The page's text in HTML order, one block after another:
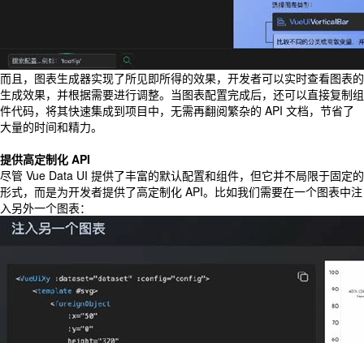
而且，图表生成器实现了所见即所得的效果，开发者可以实时查看图表的
生成效果，并根据需要进行调整。当图表配置完成后，还可以直接复制组
件代码，将其快速集成到项目中，无需再翻阅繁杂的 API 文档，节省了
大量的时间和精力。
提供高定制化 API
尽管 Vue Data UI 提供了丰富的默认配置和组件，但它并不局限于固定的
形式，而是为开发者提供了高定制化 API。比如我们需要在一个图表中注
入另外一个图表：